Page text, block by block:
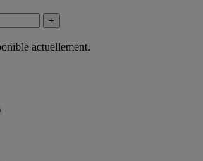
+
actuellement.